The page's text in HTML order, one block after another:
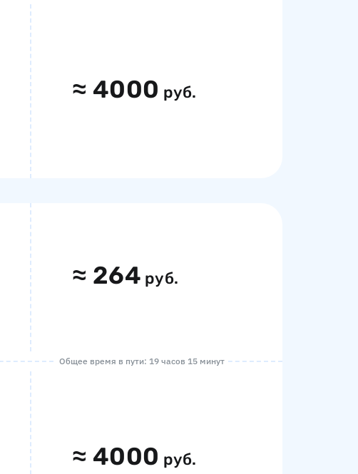
≈ 4000 руб.
≈ 264 руб.
Общее время в пути: 19 часов 15 минут
≈ 4000 руб.